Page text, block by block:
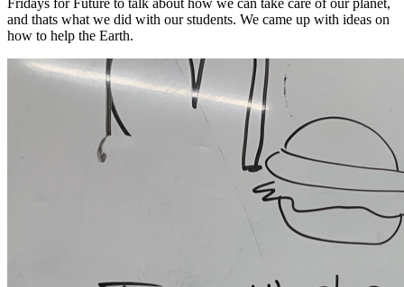
Fridays for Future to talk about how we can take care of our planet,
and thats what we did with our students. We came up with ideas on
how to help the Earth.